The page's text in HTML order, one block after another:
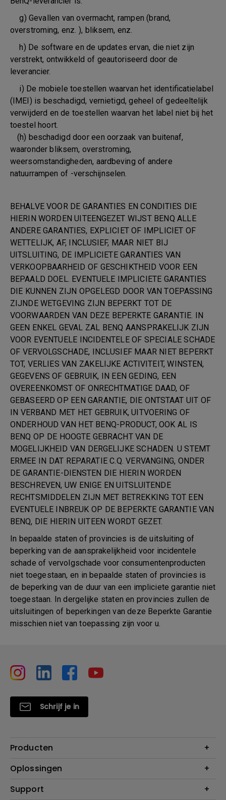
g) Gevallen van overmacht, rampen (brand,
overstroming, enz. ), bliksem, enz.
h) De software en de updates ervan, die niet zijn
verstrekt, ontwikkeld of geautoriseerd door de
leverancier.
i) De mobiele toestellen waarvan het identificatielabel
(IMEI) is beschadigd, vernietigd, geheel of gedeeltelijk
verwijderd en de toestellen waarvan het label niet bij het
toestel hoort.
(h) beschadigd door een oorzaak van buitenaf,
waaronder bliksem, overstroming,
weersomstandigheden, aardbeving of andere
natuurrampen of -verschijnselen.
BEHALVE VOOR DE GARANTIES EN CONDITIES DIE
HIERIN WORDEN UITEENGEZET WIJST BENQ ALLE
ANDERE GARANTIES, EXPLICIET OF IMPLICIET OF
WETTELIJK, AF, INCLUSIEF, MAAR NIET BIJ
UITSLUITING, DE IMPLICIETE GARANTIES VAN
VERKOOPBAARHEID OF GESCHIKTHEID VOOR EEN
BEPAALD DOEL. EVENTUELE IMPLICIETE GARANTIES
DIE KUNNEN ZIJN OPGELEGD DOOR VAN TOEPASSING
ZIJNDE WETGEVING ZIJN BEPERKT TOT DE
VOORWAARDEN VAN DEZE BEPERKTE GARANTIE. IN
GEEN ENKEL GEVAL ZAL BENQ AANSPRAKELIJK ZIJN
VOOR EVENTUELE INCIDENTELE OF SPECIALE SCHADE
OF VERVOLGSCHADE, INCLUSIEF MAAR NIET BEPERKT
TOT, VERLIES VAN ZAKELIJKE ACTIVITEIT, WINSTEN,
GEGEVENS OF GEBRUIK, IN EEN GEDING, EEN
OVEREENKOMST OF ONRECHTMATIGE DAAD, OF
GEBASEERD OP EEN GARANTIE, DIE ONTSTAAT UIT OF
IN VERBAND MET HET GEBRUIK, UITVOERING OF
ONDERHOUD VAN HET BENQ-PRODUCT, OOK AL IS
BENQ OP DE HOOGTE GEBRACHT VAN DE
MOGELIJKHEID VAN DERGELIJKE SCHADEN. U STEMT
ERMEE IN DAT REPARATIE C.Q. VERVANGING, ONDER
DE GARANTIE-DIENSTEN DIE HIERIN WORDEN
BESCHREVEN, UW ENIGE EN UITSLUITENDE
RECHTSMIDDELEN ZIJN MET BETREKKING TOT EEN
EVENTUELE INBREUK OP DE BEPERKTE GARANTIE VAN
BENQ, DIE HIERIN UITEEN WORDT GEZET.
In bepaalde staten of provincies is de uitsluiting of
beperking van de aansprakelijkheid voor incidentele
schade of vervolgschade voor consumentenproducten
niet toegestaan, en in bepaalde staten of provincies is
de beperking van de duur van een impliciete garantie niet
toegestaan. In dergelijke staten en provincies zullen de
uitsluitingen of beperkingen van deze Beperkte Garantie
misschien niet van toepassing zijn voor u.
Schrijf je in
Producten
Projectoren
Verlichting
Oplossingen
Education
Support